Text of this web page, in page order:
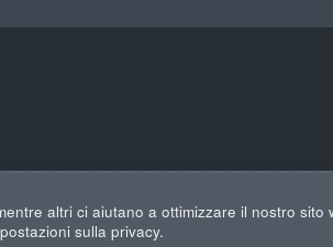
altri ci aiutano a ottimizzare il nostro
sulla privacy.